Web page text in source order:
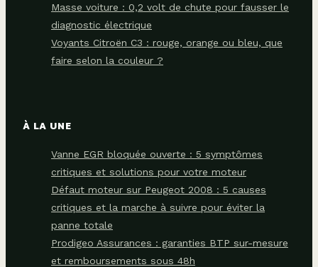
Masse voiture : 0,2 volt de chute pour fausser le
diagnostic électrique
Voyants Citroën C3 : rouge, orange ou bleu, que
faire selon la couleur ?
À LA UNE
Vanne EGR bloquée ouverte : 5 symptômes
critiques et solutions pour votre moteur
Défaut moteur sur Peugeot 2008 : 5 causes
critiques et la marche à suivre pour éviter la
panne totale
Prodigeo Assurances : garanties BTP sur-mesure
et remboursements sous 48h